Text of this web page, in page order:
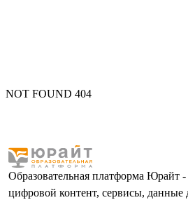
NOT FOUND 404
Образовательная платформа Юрайт -
цифровой контент, сервисы, данные